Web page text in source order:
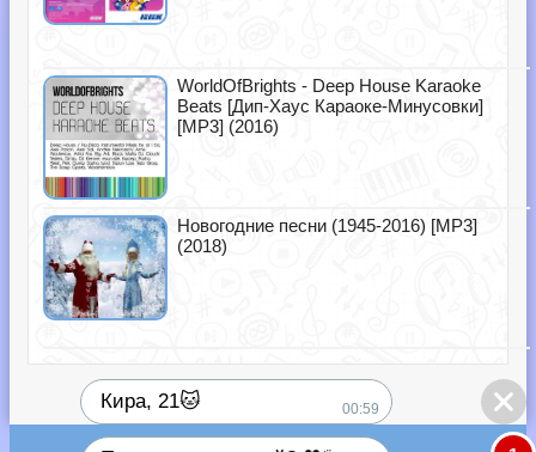
WorldOfBrights - Deep House Karaoke
Beats [Дип-Хаус Караоке-Минусовки]
[MP3] (2016)
Новогодние песни (1945-2016) [MP3]
(2018)
Кира, 21🐱 00:59